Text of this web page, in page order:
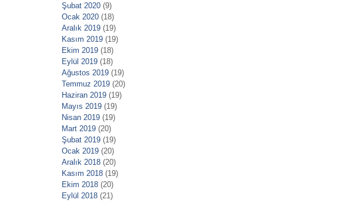
Şubat 2020 (9)
Ocak 2020 (18)
Aralık 2019 (19)
Kasım 2019 (19)
Ekim 2019 (18)
Eylül 2019 (18)
Ağustos 2019 (19)
Temmuz 2019 (20)
Haziran 2019 (19)
Mayıs 2019 (19)
Nisan 2019 (19)
Mart 2019 (20)
Şubat 2019 (19)
Ocak 2019 (20)
Aralık 2018 (20)
Kasım 2018 (19)
Ekim 2018 (20)
Eylül 2018 (21)